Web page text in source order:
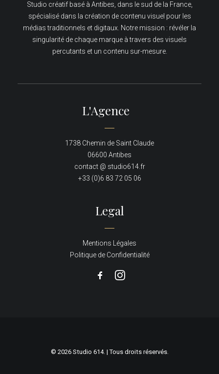
Studio créatif basé à Antibes, dans le sud de la France,
spécialisé dans la création de contenu visuel pour les
médias traditionnels et digitaux. Notre mission : révéler la
singularité de chaque marque à travers des visuels
percutants et un contenu sur-mesure.
L'Agence
1738 Chemin de Saint Claude
06600 Antibes
contact @ studio614.fr
+33 (0)6 83 72 05 06
Legal
Mentions Légales
Politique de Confidentialité
© 2026 Studio 614. | Tous droits réservés.